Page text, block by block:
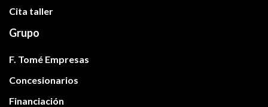
Cita taller
Grupo
F. Tomé Empresas
Concesionarios
Financiación